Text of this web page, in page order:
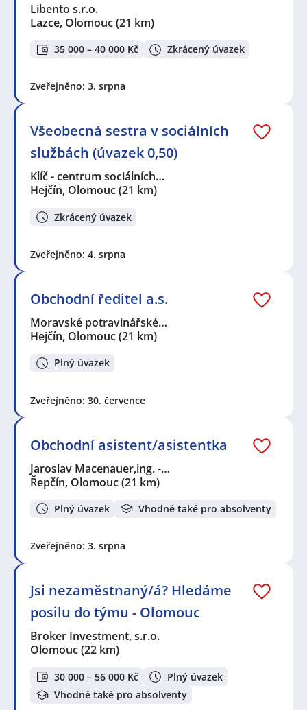
Libento s.r.o.
Lazce, Olomouc(21 km)
35 000 – 40 000 Kč Zkrácený úvazek
Zveřejněno: 3. srpna
Všeobecná sestra v sociálních
službách (úvazek 0,50)
Klíč - centrum sociálních…
Hejčín, Olomouc(21 km)
Zkrácený úvazek
Zveřejněno: 4. srpna
Obchodní ředitel a.s.
Moravské potravinářské…
Hejčín, Olomouc(21 km)
Plný úvazek
Zveřejněno: 30. července
Obchodní asistent/asistentka
Jaroslav Macenauer,ing. -…
Řepčín, Olomouc(21 km)
Plný úvazek Vhodné také pro absolventy
Zveřejněno: 3. srpna
Jsi nezaměstnaný/á? Hledáme
posilu do týmu - Olomouc
Broker Investment, s.r.o.
Olomouc(22 km)
30 000 – 56 000 Kč
Plný úvazek
Vhodné také pro absolventy